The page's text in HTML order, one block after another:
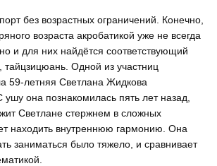
без возрастных ограничений. Конечно,
возраста акробатикой уже не всегда
и для них найдётся соответствующий
Одной из участниц
59-летняя Светлана Жидкова
ушу она познакомилась пять лет назад,
Светлане стержнем в сложных
находить внутреннюю гармонию. Она
заниматься было тяжело, и сравнивает